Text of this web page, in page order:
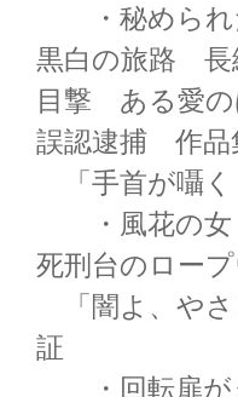
・秘められ
黒白の旅路
目撃 ある愛
誤認逮捕 作
「手首が囁く
・風花の女
死刑台のロー
「闇よ、やさ
証
・回転扉が